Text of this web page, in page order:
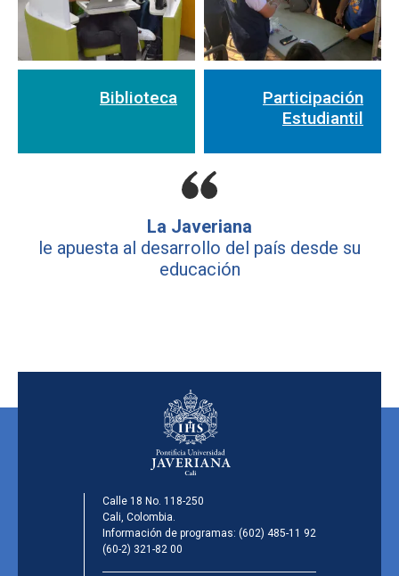
Biblioteca
Participación
Estudiantil
La Javeriana
le apuesta al desarrollo del país desde su
educación
Calle 18 No. 118-250
Cali, Colombia.
Información de programas: (602) 485-11 92
(60-2) 321-82 00